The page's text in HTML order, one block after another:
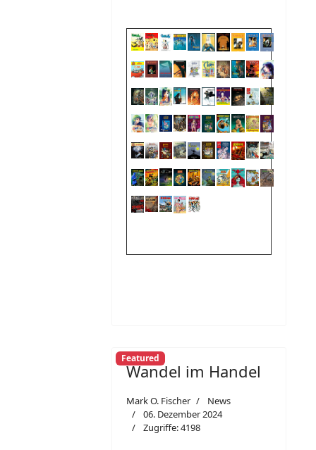
Featured
Wandel im Handel
Mark O. Fischer
News
06. Dezember 2024
Zugriffe: 4198